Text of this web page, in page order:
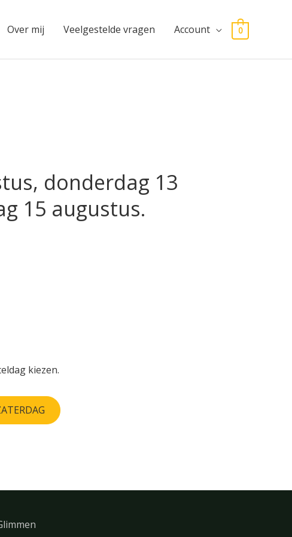
Over mij Veelgestelde vragen Account 0
donderdag 13
15 augustus.
kiezen.